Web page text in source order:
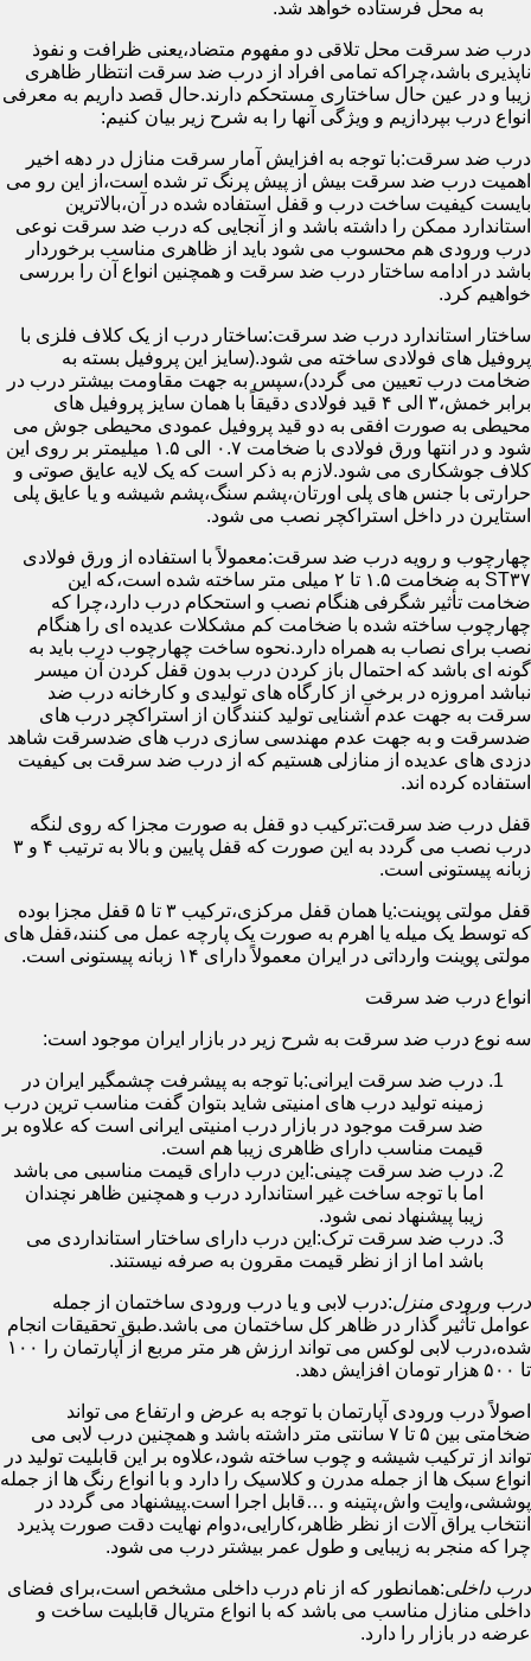
به محل فرستاده خواهد شد.
درب ضد سرقت محل تلاقی دو مفهوم متضاد،یعنی ظرافت و نفوذ
ناپذیری باشد،چراکه تمامی افراد از درب ضد سرقت انتظار ظاهری
زیبا و در عین حال ساختاری مستحکم دارند.حال قصد داریم به معرفی
انواع درب بپردازیم و ویژگی آنها را به شرح زیر بیان کنیم:
درب ضد سرقت:با توجه به افزایش آمار سرقت منازل در دهه اخیر
اهمیت درب ضد سرقت بیش از پیش پرنگ تر شده است،از این رو می
بایست کیفیت ساخت درب و قفل استفاده شده در آن،بالاترین
استاندارد ممکن را داشته باشد و از آنجایی که درب ضد سرقت نوعی
درب ورودی هم محسوب می شود باید از ظاهری مناسب برخوردار
باشد در ادامه ساختار درب ضد سرقت و همچنین انواع آن را بررسی
خواهیم کرد.
ساختار استاندارد درب ضد سرقت:ساختار درب از یک کلاف فلزی با
پروفیل های فولادی ساخته می شود.(سایز این پروفیل بسته به
ضخامت درب تعیین می گردد)،سپس به جهت مقاومت بیشتر درب در
برابر خمش،۳ الی ۴ قید فولادی دقیقاً با همان سایز پروفیل های
محیطی به صورت افقی به دو قید پروفیل عمودی محیطی جوش می
شود و در انتها ورق فولادی با ضخامت ۰.۷ الی ۱.۵ میلیمتر بر روی این
کلاف جوشکاری می شود.لازم به ذکر است که یک لایه عایق صوتی و
حرارتی با جنس های پلی اورتان،پشم سنگ،پشم شیشه و یا عایق پلی
استایرن در داخل استراکچر نصب می شود.
چهارچوب و رویه درب ضد سرقت:معمولاً با استفاده از ورق فولادی
ST۳۷ به ضخامت ۱.۵ تا ۲ میلی متر ساخته شده است،که این
ضخامت تأثیر شگرفی هنگام نصب و استحکام درب دارد،چرا که
چهارچوب ساخته شده با ضخامت کم مشکلات عدیده ای را هنگام
نصب برای نصاب به همراه دارد.نحوه ساخت چهارچوب درب باید به
گونه ای باشد که احتمال باز کردن درب بدون قفل کردن آن میسر
نباشد امروزه در برخی از کارگاه های تولیدی و کارخانه درب ضد
سرقت به جهت عدم آشنایی تولید کنندگان از استراکچر درب های
ضدسرقت و به جهت عدم مهندسی سازی درب های ضدسرقت شاهد
دزدی های عدیده از منازلی هستیم که از درب ضد سرقت بی کیفیت
استفاده کرده اند.
قفل درب ضد سرقت:ترکیب دو قفل به صورت مجزا که روی لنگه
درب نصب می گردد به این صورت که قفل پایین و بالا به ترتیب ۴ و ۳
زبانه پیستونی است.
قفل مولتی پوینت:یا همان قفل مرکزی،ترکیب ۳ تا ۵ قفل مجزا بوده
که توسط یک میله یا اهرم به صورت یک پارچه عمل می کنند،قفل های
مولتی پوینت وارداتی در ایران معمولاً دارای ۱۴ زبانه پیستونی است.
انواع درب ضد سرقت
سه نوع درب ضد سرقت به شرح زیر در بازار ایران موجود است:
درب ضد سرقت ایرانی:با توجه به پیشرفت چشمگیر ایران در
زمینه تولید درب های امنیتی شاید بتوان گفت مناسب ترین درب
ضد سرقت موجود در بازار درب امنیتی ایرانی است که علاوه بر
قیمت مناسب دارای ظاهری زیبا هم است.
درب ضد سرقت چینی:این درب دارای قیمت مناسبی می باشد
اما با توجه ساخت غیر استاندارد درب و همچنین ظاهر نچندان
زیبا پیشنهاد نمی شود.
درب ضد سرقت ترک:این درب دارای ساختار استانداردی می
باشد اما از از نظر قیمت مقرون به صرفه نیستند.
درب ورودی منزل:درب لابی و یا درب ورودی ساختمان از جمله
عوامل تأثیر گذار در ظاهر کل ساختمان می باشد.طبق تحقیقات انجام
شده،درب لابی لوکس می تواند ارزش هر متر مربع از آپارتمان را ۱۰۰
تا ۵۰۰ هزار تومان افزایش دهد.
اصولاً درب ورودی آپارتمان با توجه به عرض و ارتفاع می تواند
ضخامتی بین ۵ تا ۷ سانتی متر داشته باشد و همچنین درب لابی می
تواند از ترکیب شیشه و چوب ساخته شود،علاوه بر این قابلیت تولید در
انواع سبک ها از جمله مدرن و کلاسیک را دارد و با انواع رنگ ها از جمله
پوششی،وایت واش،پتینه و …قابل اجرا است.پیشنهاد می گردد در
انتخاب یراق آلات از نظر ظاهر،کارایی،دوام نهایت دقت صورت پذیرد
چرا که منجر به زیبایی و طول عمر بیشتر درب می شود.
درب داخلی:همانطور که از نام درب داخلی مشخص است،برای فضای
داخلی منازل مناسب می باشد که با انواع متریال قابلیت ساخت و
عرضه در بازار را دارد.